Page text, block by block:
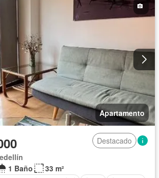
Apartamento
Destacado
1 Baño
33 m²